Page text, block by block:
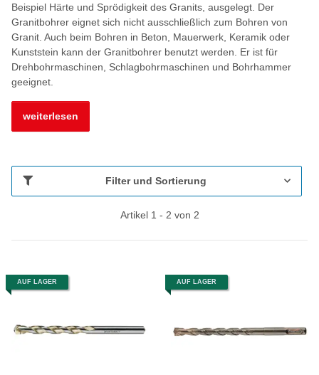
Beispiel Härte und Sprödigkeit des Granits, ausgelegt. Der
Granitbohrer eignet sich nicht ausschließlich zum Bohren von
Granit. Auch beim Bohren in Beton, Mauerwerk, Keramik oder
Kunststein kann der Granitbohrer benutzt werden. Er ist für
Drehbohrmaschinen, Schlagbohrmaschinen und Bohrhammer
geeignet.
weiterlesen
Filter und Sortierung
Artikel 1 - 2 von 2
AUF LAGER AUF LAGER